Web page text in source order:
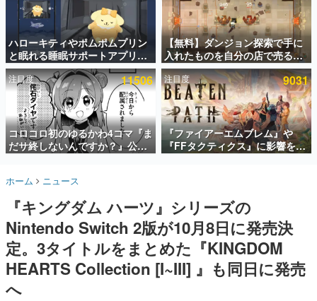
ゲームの企画書
名作ゲームクリエイターの方々に製作時のエピソードをお
聞きし、ヒットする企画（ゲーム）とは何か？を探ってい
きます。
赫本
この物語を解いてはいけない。『赫本』は、〈試験問題〉
の形をした短編ホラー小説集です。
新世代に訊く
これからのデジタルゲーム市場を担う若きクリエイター達
の姿を追い、彼らのルーツと情熱を探っていきます。
ゲームに多大な影響を受けた作家さんに取材し、ゲームが
日本のコンテンツ産業やカルチャーに与えた影響を探る企
画です。
日本モバイルゲーム産業史
日本のモバイルゲーム史における主要なトピック・タイト
ルを網羅するほか、開発者へのインタビューや識者による
解説を掲載。約20年の歴史が一望できる決定版！
ハローキティやポムポムプリン
と眠れる睡眠サポートアプリ
『ゆめたび』が配信中。キャラ
ごとのASMRや目覚ましアラー
ムも搭載
【無料】ダンジョン探索で手に
入れたものを自分の店で売るゲ
ーム『Moonlighter』がSteam
にて無料配布中！続編
『Moonlighter 2』の9月2日正
式リリースを記念したキャンペ
ーン
注目度 11506
コロコロ初のゆるかわ4コマ『ま
だサ終しないんですか？』公開
スタート。主人公は新入社員の
にトラブルへ対応する社員たち
注目度 9031
『ファイアーエムブレム』や
『FFタクティクス』に影響を受
けた新作戦略RPG『Beaten
ホーム ニュース
『キングダム ハーツ』シリーズの
Nintendo Switch 2版が10月8日に発売決
定。3タイトルをまとめた『KINGDOM
HEARTS Collection [I~III] 』も同日に発売
へ